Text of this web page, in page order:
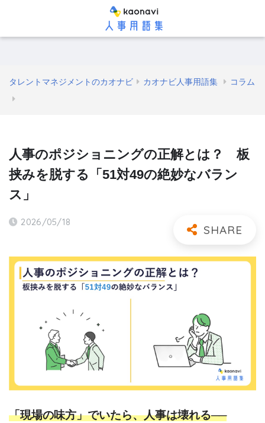
タレントマネジメントのカオナビ カオナビ人事用語集 コラム
人事のポジショニングの正解とは？ 板
挟みを脱する「51対49の絶妙なバラン
ス」
2026/05/18
「現場の味方」でいたら、人事は壊れる──